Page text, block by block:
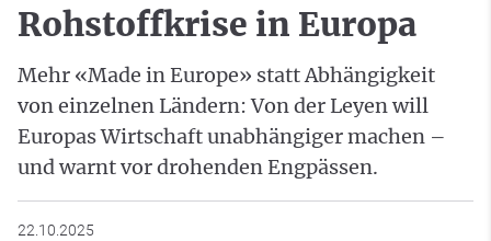
Rohstoffkrise in Europa
Mehr «Made in Europe» statt Abhängigkeit
von einzelnen Ländern: Von der Leyen will
Europas Wirtschaft unabhängiger machen –
und warnt vor drohenden Engpässen.
22.10.2025